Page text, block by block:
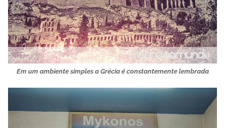
Em um ambiente simples a Grécia é constantemente lembrada